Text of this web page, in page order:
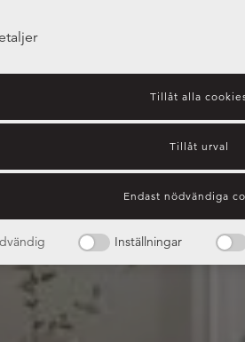
Tillåt alla
Tillåt urval
Endast nödvändiga
Inställningar